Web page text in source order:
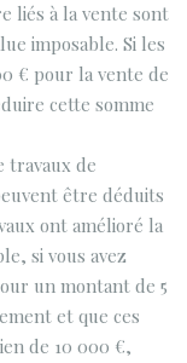
liés à la vente sont
imposable. Si les
€ pour la vente de
cette somme
travaux de
être déduits
ont amélioré la
si vous avez
un montant de 5
et que ces
de 10 000 €,